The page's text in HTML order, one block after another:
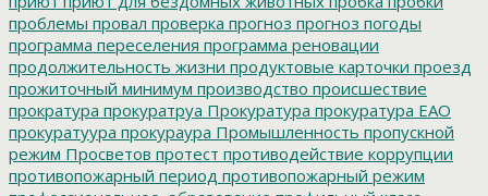
проблемы провал проверка прогноз прогноз погоды
программа переселения программа реновации
продолжительность жизни продуктовые карточки проезд
прожиточный минимум производство происшествие
прократура прокуратруа Прокуратура прокуратура ЕАО
прокуратуура прокураура Промышленность пропускной
режим Просветов протест противодействие коррупции
противопожарный период противопожарный режим